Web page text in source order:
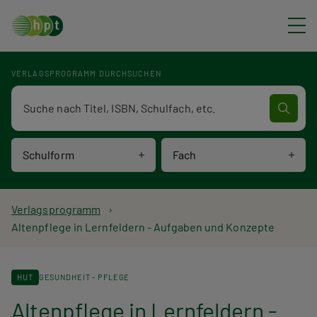
VERLAGSPROGRAMM DURCHSUCHEN
Schulform Fach
Verlagsprogramm Volltextsuche
P
a
d
Verlagsprogramm
Altenpflege in Lernfeldern - Aufgaben und Konzepte
HUT GESUNDHEIT - PFLEGE
Altenpflege in Lernfeldern -